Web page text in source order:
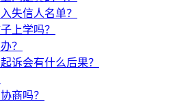
失信人名单？
上学吗？
？
诉会有什么后果？
商吗？